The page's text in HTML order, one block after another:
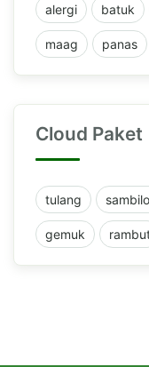
alergi batuk
maag panas
Cloud Paket
tulang
gemuk